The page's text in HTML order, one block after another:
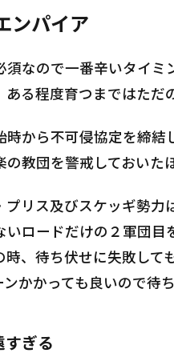
ンパイア
須なので一番辛いタイ
ある程度育つまではただ
時から不可侵協定を締結
教団を警戒しておいた
プリス及びスケッギ勢力
いロードだけの２軍団目
時、待ち伏せに失敗して
ンかかっても良いので待
すぎる